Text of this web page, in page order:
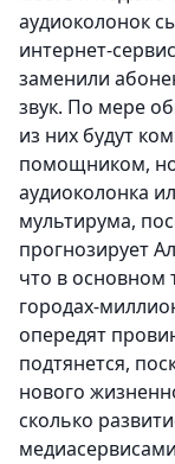
аудиоколонок
интернет-
заменили
звук. По мере
из них будут
помощником,
аудиоколонка
мультирума,
прогнозирует
что в основном
городах-
опередят
подтянется,
нового
сколько